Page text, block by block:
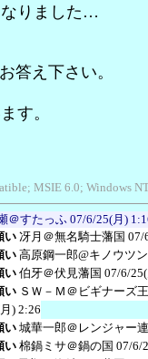
りました…
答え下さい。
す。
MSIE 6.0; Windows
＠すたっふ 07/6/25(月)
い 冴月＠無名騎士藩国 07/
い 高原鋼一郎@キノウツ
い 伯牙＠伏見藩国 07/6/
い ＳＷ－Ｍ＠ビギナーズ
) 2:26
い 城華一郎＠レンジャー
い 棉鍋ミサ＠鍋の国 07/6/